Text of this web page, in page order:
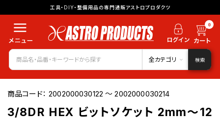
工具・DIY・整備用品の専門通販アストロプロダクツ
0
全カテゴリ 検索
商品コード：2002000030122 ～ 2002000030214
3/8DR HEX ビットソケット 2mm～12